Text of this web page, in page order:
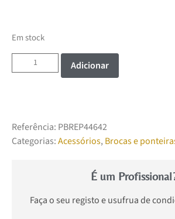
Em stock
Adicionar
Referência: PBREP44642
Categorias:Acessórios, Brocas e
É um
Faça o seu registo e usufrua de